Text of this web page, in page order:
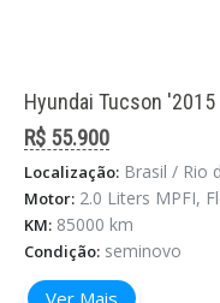
Hyundai Tucson '2015
R$ 55.900
Localização: Brasil / Rio
Motor: 2.0 Liters MPFI,
KM: 85000 km
Condição: seminovo
Ver Mais